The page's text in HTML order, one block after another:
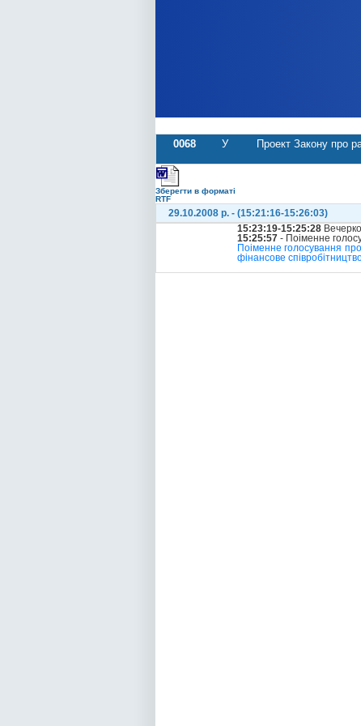
0068 У
Проект Закону про
Зберегти в форматі
RTF
29.10.2008 р. - (15:21:16-15:26:03)
15:23:19-15:25:28
15:25:57 - Поіменне
Поіменне голосування
фінансове